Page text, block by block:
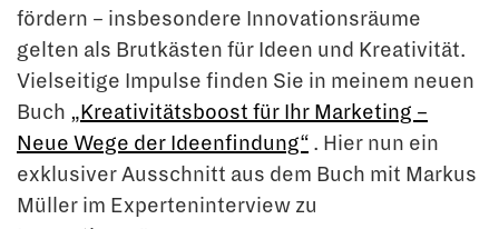
fördern – insbesondere Innovationsräume
gelten als Brutkästen für Ideen und Kreativität.
Vielseitige Impulse finden Sie in meinem neuen
Buch „Kreativitätsboost für Ihr Marketing –
Neue Wege der Ideenfindung“ . Hier nun ein
exklusiver Ausschnitt aus dem Buch mit Markus
Müller im Experteninterview zu